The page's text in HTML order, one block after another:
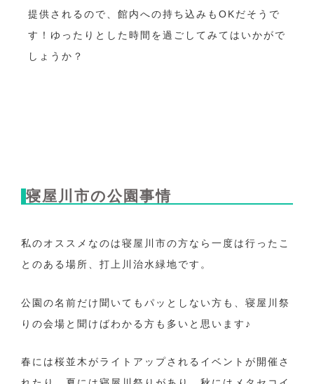
提供されるので、館内への持ち込みもOKだそうで
す！ゆったりとした時間を過ごしてみてはいかがで
しょうか？
寝屋川市の公園事情
私のオススメなのは寝屋川市の方なら一度は行ったこ
とのある場所、打上川治水緑地です。
公園の名前だけ聞いてもパッとしない方も、寝屋川祭
りの会場と聞けばわかる方も多いと思います♪
春には桜並木がライトアップされるイベントが開催さ